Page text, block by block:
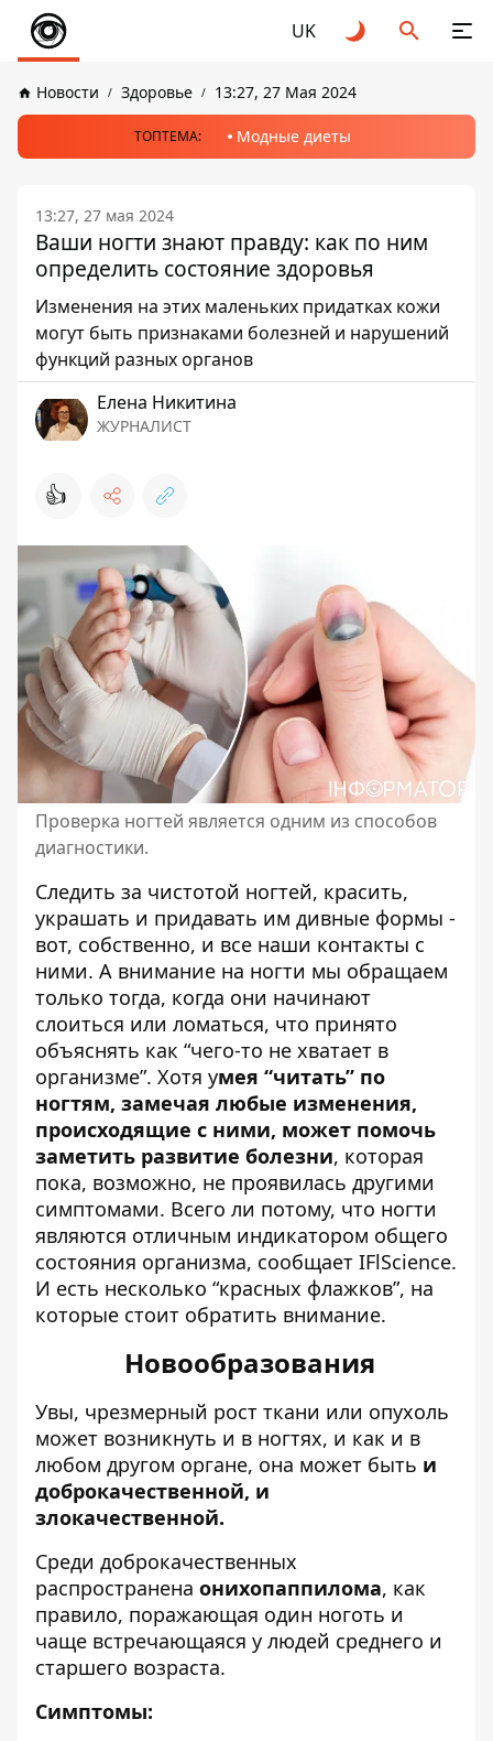
UK
Новости Здоровье 13:27, 27 Мая 2024
ТОПТЕМА: Модные диеты
13:27, 27 мая 2024
Ваши ногти знают правду: как по ним
определить состояние здоровья
Изменения на этих маленьких придатках кожи
могут быть признаками болезней и нарушений
функций разных органов
Елена Никитина
ЖУРНАЛИСТ
👍
Проверка ногтей является одним из способов
диагностики.
Следить за чистотой ногтей, красить,
украшать и придавать им дивные формы -
вот, собственно, и все наши контакты с
ними. А внимание на ногти мы обращаем
только тогда, когда они начинают
слоиться или ломаться, что принято
объяснять как “чего-то не хватает в
организме”. Хотя умея “читать” по
ногтям, замечая любые изменения,
происходящие с ними, может помочь
заметить развитие болезни, которая
пока, возможно, не проявилась другими
симптомами. Всего ли потому, что ногти
являются отличным индикатором общего
состояния организма, сообщает IFlScience.
И есть несколько “красных флажков”, на
которые стоит обратить внимание.
Новообразования
Увы, чрезмерный рост ткани или опухоль
может возникнуть и в ногтях, и как и в
любом другом органе, она может быть и
доброкачественной, и
злокачественной.
Среди доброкачественных
распространена онихопаппилома, как
правило, поражающая один ноготь и
чаще встречающаяся у людей среднего и
старшего возраста.
Симптомы: